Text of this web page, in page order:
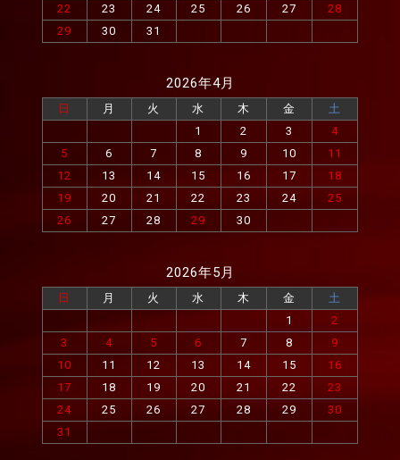
22
23 24 25 26 27
28
29
30 31
2026年4月
日 月 火 水 木 金
土
1
2 3
4
5
6 7 8 9 10
11
12
13 14 15 16 17
18
19
20 21 22 23 24
25
26
27 28 29 30
2026年5月
日 月 火 水 木 金
土
1
2
3
4 5 6 7 8
9
10
11 12 13 14 15
16
17
18 19 20 21 22
23
24
25 26 27 28 29
30
31